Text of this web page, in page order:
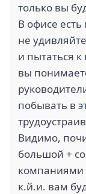
только вы
В офисе
не
и пытаться
вы
побывать в
Видимо,
большой +
компаниями
к.й.и. вам